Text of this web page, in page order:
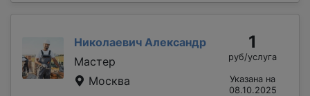
Николаевич Александр
Мастер
Москва
1
руб/услуга
Указана на
08.10.2025